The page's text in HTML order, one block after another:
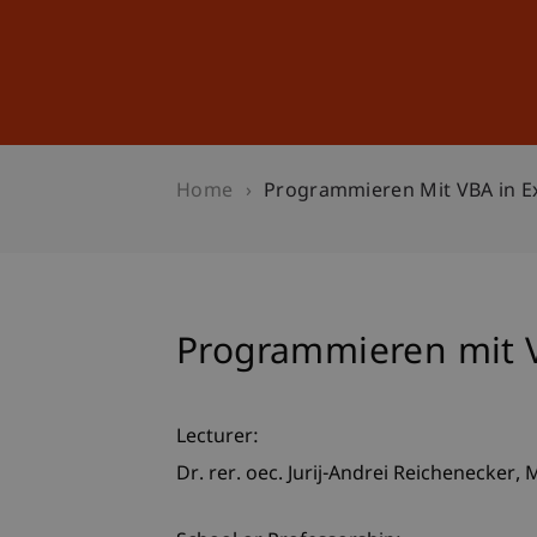
Home Programmieren Mit VBA in
Programmieren mit
Lecturer:
Dr. rer. oec. Jurij-Andrei Reichenecker